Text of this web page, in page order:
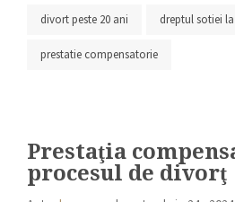
divort peste 20 ani dreptul sotiei
prestatie compensatorie
Prestaţia
procesul de divorţ